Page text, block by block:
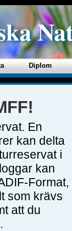
Diplom
En
kan delta
i
kan
Format,
som krävs
att du